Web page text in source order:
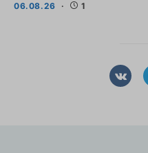
06.08.26 1